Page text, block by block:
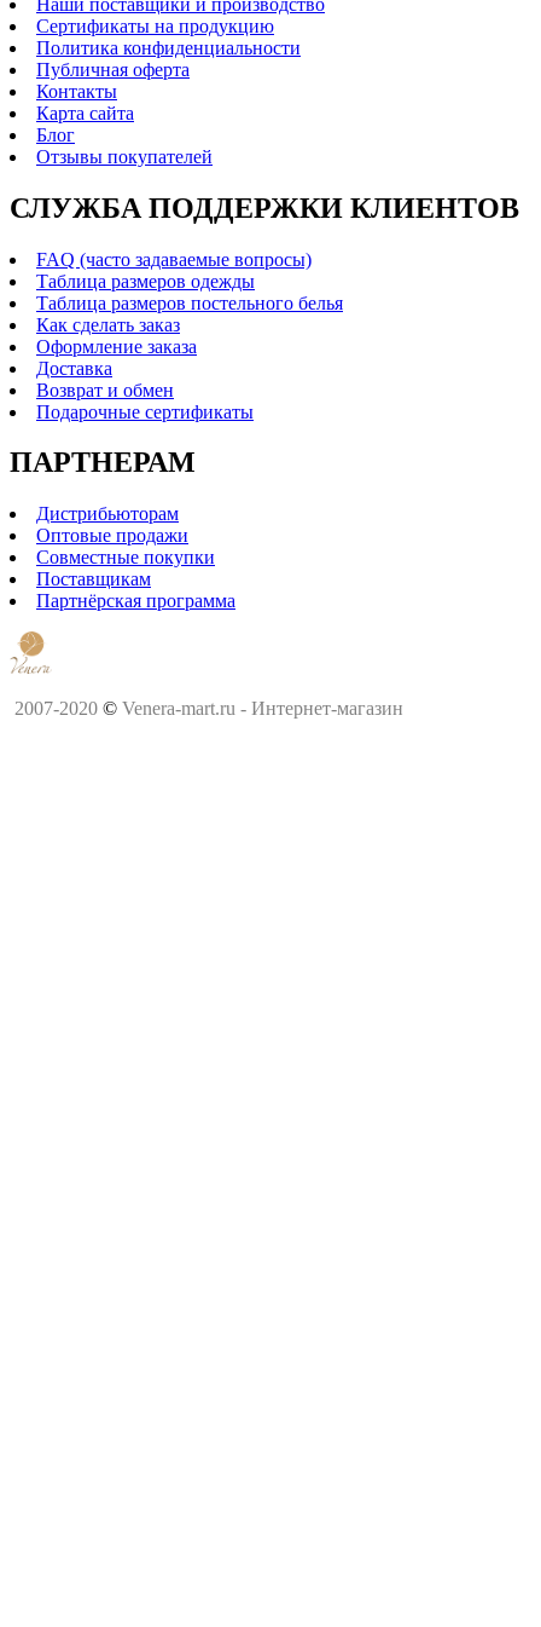
Сертификаты на продукцию
Политика конфиденциальности
Публичная оферта
Контакты
Карта сайта
Блог
Отзывы покупателей
СЛУЖБА ПОДДЕРЖКИ КЛИЕНТОВ
FAQ (часто задаваемые вопросы)
Таблица размеров одежды
Таблица размеров постельного белья
Как сделать заказ
Оформление заказа
Доставка
Возврат и обмен
Подарочные сертификаты
ПАРТНЕРАМ
Дистрибьюторам
Оптовые продажи
Совместные покупки
Поставщикам
Партнёрская программа
2007-2020 © Venera-mart.ru - Интернет-магазин